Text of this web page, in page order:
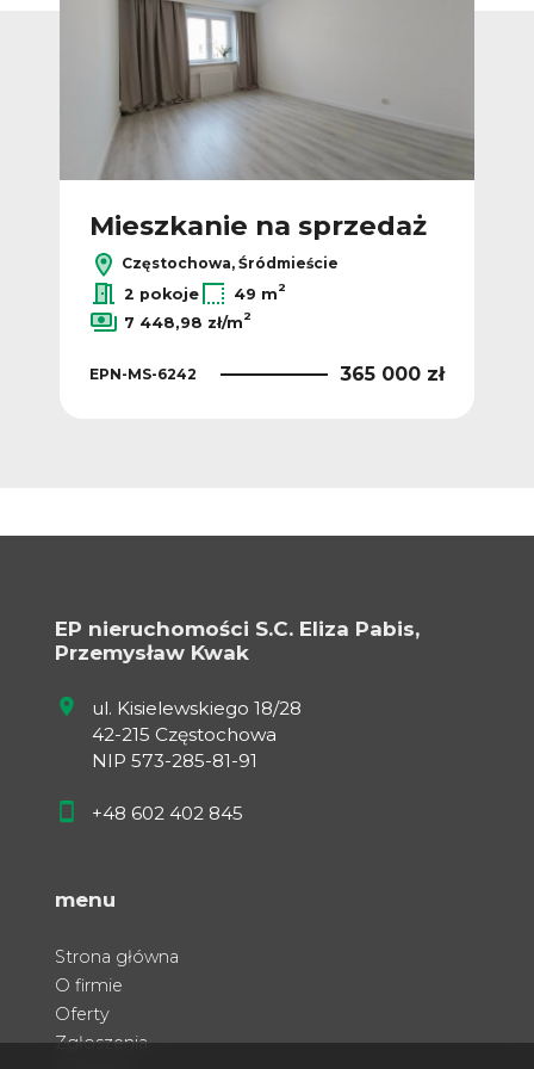
Mieszkanie na sprzedaż
Częstochowa, Śródmieście
2 pokoje
49 m2
7 448,98 zł/m2
EPN-MS-6242 365 000 zł
EP nieruchomości S.C. Eliza Pabis,
Przemysław Kwak
ul. Kisielewskiego 18/28
42-215 Częstochowa
NIP 573-285-81-91
+48 602 402 845
menu
Strona główna
O firmie
Oferty
Zgłoszenia